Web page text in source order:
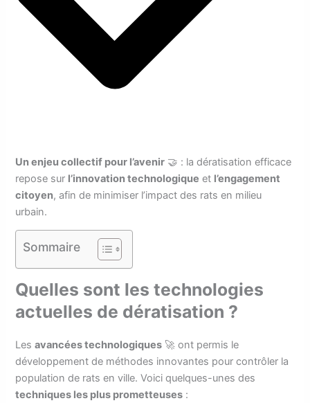
Un enjeu collectif pour l’avenir 🤝 : la dératisation efficace
repose sur l’innovation technologique et l’engagement
citoyen, afin de minimiser l’impact des rats en milieu
urbain.
Sommaire
Quelles sont les technologies
actuelles de dératisation ?
Lesavancées technologiques 🚀 ont permis le
développement de méthodes innovantes pour contrôler la
population de rats en ville. Voici quelques-unes des
techniques les plus prometteuses :